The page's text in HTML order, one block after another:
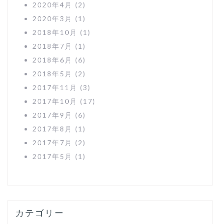
2020年4月
(2)
2020年3月
(1)
2018年10月
(1)
2018年7月
(1)
2018年6月
(6)
2018年5月
(2)
2017年11月
(3)
2017年10月
(17)
2017年9月
(6)
2017年8月
(1)
2017年7月
(2)
2017年5月
(1)
カテゴリー